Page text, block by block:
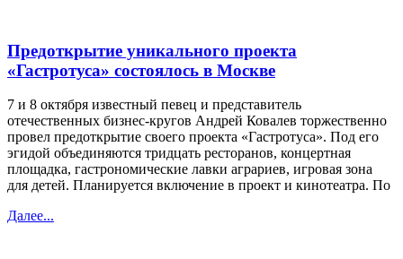
Предоткрытие уникального проекта
«Гастротуса» состоялось в Москве
7 и 8 октября известный певец и представитель
отечественных бизнес-кругов Андрей Ковалев торжественно
провел предоткрытие своего проекта «Гастротуса». Под его
эгидой объединяются тридцать ресторанов, концертная
площадка, гастрономические лавки аграриев, игровая зона
для детей. Планируется включение в проект и кинотеатра. По
Далее...